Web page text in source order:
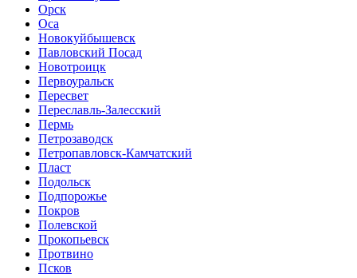
Орск
Оса
Новокуйбышевск
Павловский Посад
Новотроицк
Первоуральск
Пересвет
Переславль-Залесский
Пермь
Петрозаводск
Петропавловск-Камчатский
Пласт
Подольск
Подпорожье
Покров
Полевской
Прокопьевск
Протвино
Псков